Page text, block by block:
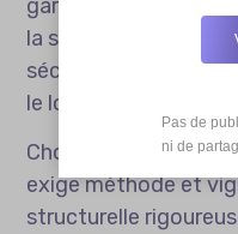
garantit une
la simple mise à
sécurise votre
le long terme.
Choisir un
bâtiment
exige méthode et
structurelle
Pas de
ni de